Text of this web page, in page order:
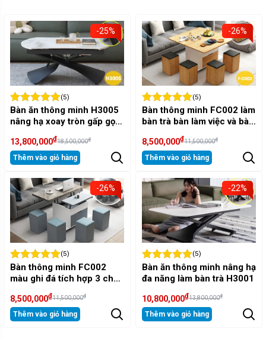
-25%
(5)
Bàn ăn thông minh H3005
nâng hạ xoay tròn gấp gọn
13,800,000₫18,500,000₫
Thêm vào giỏ hàng
-26%
(5)
Bàn thông minh FC002 làm
bàn trà bàn làm việc và bàn
8,500,000₫11,500,000₫
Thêm vào giỏ hàng
-26%
(5)
Bàn thông minh FC002
màu ghi đá tích hợp 3 chức
8,500,000₫11,500,000₫
Thêm vào giỏ hàng
-22%
(5)
Bàn ăn thông minh nâng hạ
đa năng làm bàn trà H3001
10,800,000₫13,800,000₫
Thêm vào giỏ hàng